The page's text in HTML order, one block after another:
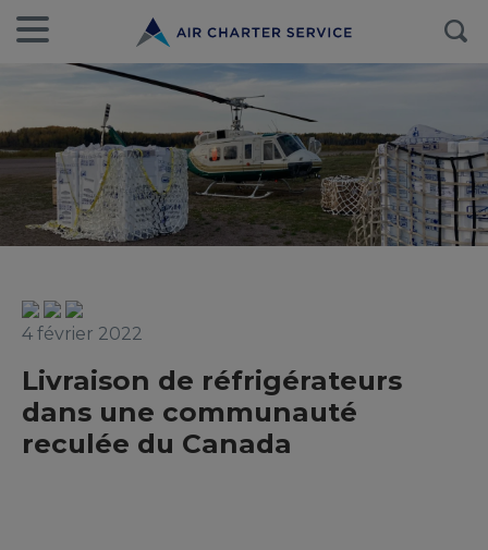
4 février 2022
Livraison de réfrigérateurs
dans une communauté
reculée du Canada